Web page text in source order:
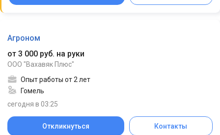
Агроном
от 3 000 руб. на руки
ООО "Вахавяк Плюс"
Опыт работы от 2 лет
Гомель
сегодня в 03:25
Откликнуться Контакты